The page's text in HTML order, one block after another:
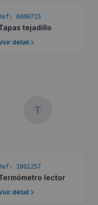
Ref: 6000715
tejadillo
détail
T
Ref: 1001257
lector
détail